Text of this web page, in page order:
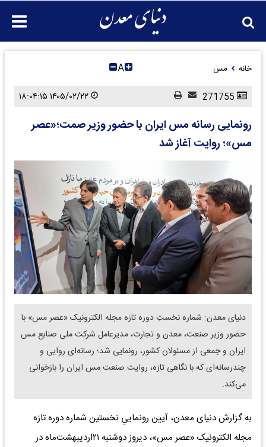
خانه مس A
رونمایی رسانه مس ایران با حضور وزیر صمت؛‌«عصر
مس»؛ روایت آغاز شد
دنیای معدن: شماره نخستِ دوره تازه مجله الکترونیک «عصر مس» با
حضور وزیر صنعت، معدن و تجارت، مدیرعامل شرکت ملی صنایع مس
ایران و جمعی از مسئولان کشور، رونمایی شد؛ رسانه‌ای روایی و
چندرسانه‌ای که با نگاهی تازه، روایت صنعت مس ایران را بازخوانی
می‌کند.
به گزارش دنیای معدن، آیین رونماییِ نخستین شماره دوره تازه
مجله الکترونیک «عصر مس»، دیروز دوشنبه ۲۱اردیبهشت‌ماه در